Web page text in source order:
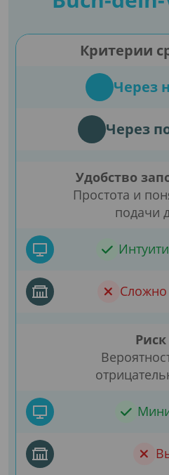
Критерии
Через
Через
Удобство
Простота и
подачи
Сложно